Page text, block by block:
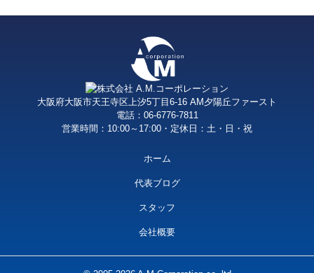
大阪府大阪市天王寺区上汐5丁目6-16 AM夕陽丘ファースト
電話：06-6776-7811
営業時間：10:00～17:00・定休日：土・日・祝
ホーム
代表ブログ
スタッフ
会社概要